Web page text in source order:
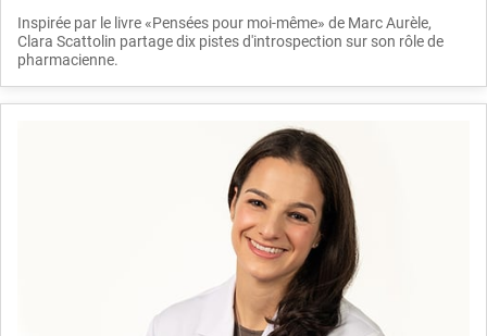
Inspirée par le livre «Pensées pour moi-même» de Marc Aurèle,
Clara Scattolin partage dix pistes d'introspection sur son rôle de
pharmacienne.